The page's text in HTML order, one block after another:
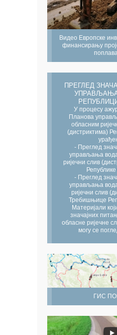
Видео Европске
финансирању
ПРЕГЛЕД
У процесу
Планова
обласним
(дистриктима)
- Преглед
управљања
ријечни слив
- Преглед
управљања
ријечни слив
Требишњице
Материјали
значајних
обласне ријечне
могу се
ГИС